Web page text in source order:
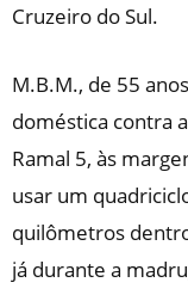
Cruzeiro do Sul.
M.B.M., de 55
doméstica contra
Ramal 5, às
usar um
quilômetros
já durante a